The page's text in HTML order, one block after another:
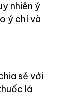
nhiên ý
ý chí và
sẻ với
lá